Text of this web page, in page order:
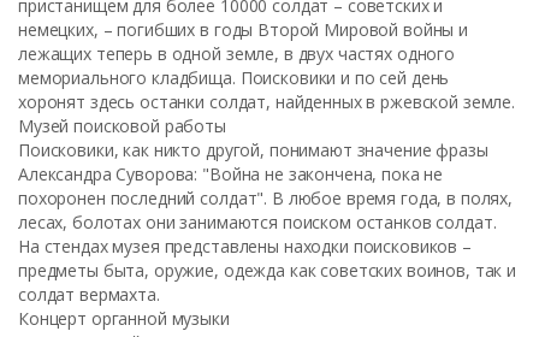
пристанищем для более 10000 солдат – советских и
немецких, – погибших в годы Второй Мировой войны и
лежащих теперь в одной земле, в двух частях одного
мемориального кладбища. Поисковики и по сей день
хоронят здесь останки солдат, найденных в ржевской земле.
Музей поисковой работы
Поисковики, как никто другой, понимают значение фразы
Александра Суворова: "Война не закончена, пока не
похоронен последний солдат". В любое время года, в полях,
лесах, болотах они занимаются поиском останков солдат.
На стендах музея представлены находки поисковиков –
предметы быта, оружие, одежда как советских воинов, так и
солдат вермахта.
Концерт органной музыки